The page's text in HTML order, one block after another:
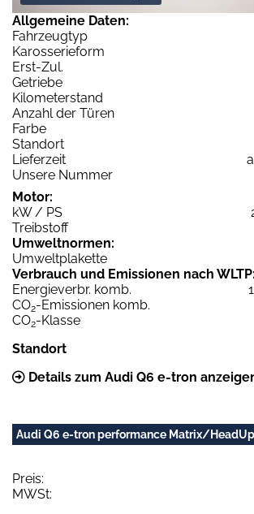
Allgemeine Daten:
Fahrzeugtyp
Karosserieform
Erst-Zul.
Getriebe
Kilometerstand
Anzahl der Türen
Farbe
Standort
Lieferzeit
Unsere Nummer
Motor:
kW / PS
Treibstoff
Umweltnormen:
Umweltplakette
Verbrauch und Emissionen nach WLTP:
Energieverbr. komb.
CO2-Emissionen komb.
CO2-Klasse
Standort
Details zum Audi Q6 e-tron
Audi Q6 e-tron performance Matrix/
Preis:
MWSt: